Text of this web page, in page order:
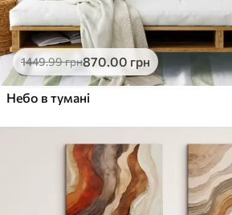
1449.99грн870.00 грн
Небо в тумані